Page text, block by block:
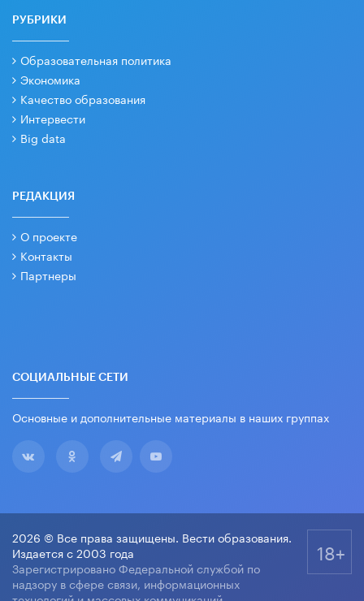
РУБРИКИ
Образовательная политика
Экономика
Качество образования
Интервести
Big data
РЕДАКЦИЯ
О проекте
Контакты
Партнеры
СОЦИАЛЬНЫЕ СЕТИ
Основные и дополнительные материалы в наших группах
2026 © Все права защищены. Вести образования.
Издается с 2003 года
Зарегистрировано Федеральной службой по
надзору в сфере связи, информационных
18+